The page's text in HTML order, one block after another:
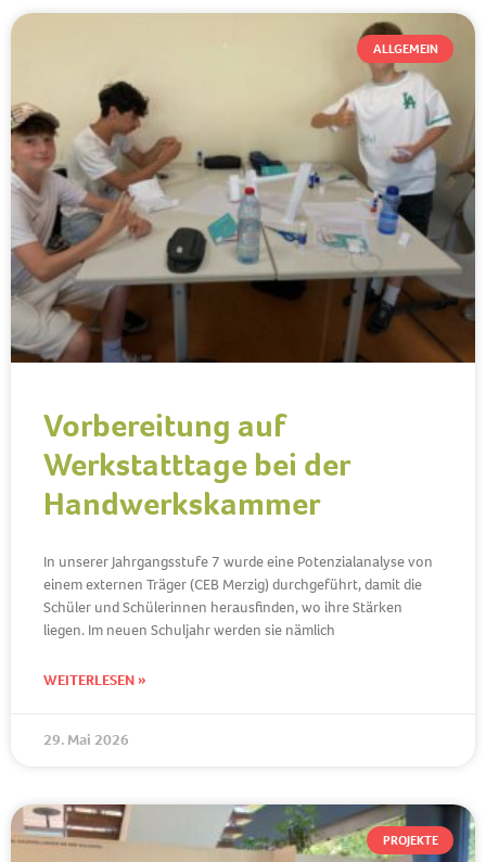
ALLGEMEIN
Vorbereitung auf
Werkstatttage bei der
Handwerkskammer
In unserer Jahrgangsstufe 7 wurde eine Potenzialanalyse von
einem externen Träger (CEB Merzig) durchgeführt, damit die
Schüler und Schülerinnen herausfinden, wo ihre Stärken
liegen. Im neuen Schuljahr werden sie nämlich
WEITERLESEN »
29. Mai 2026
PROJEKTE